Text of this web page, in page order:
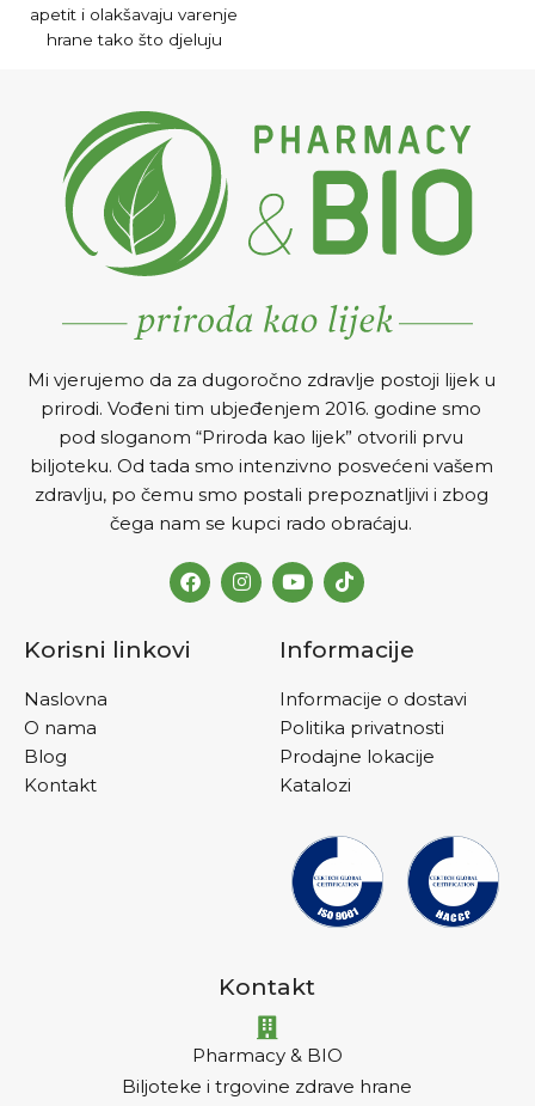
apetit i olakšavaju varenje
hrane tako što djeluju
mjehura).
Mi vjerujemo da za dugoročno zdravlje postoji lijek u
prirodi. Vođeni tim ubjeđenjem 2016. godine smo
pod sloganom “Priroda kao lijek” otvorili prvu
biljoteku. Od tada smo intenzivno posvećeni vašem
zdravlju, po čemu smo postali prepoznatljivi i zbog
čega nam se kupci rado obraćaju.
Korisni linkovi
Naslovna
O nama
Blog
Kontakt
Informacije
Informacije o dostavi
Politika privatnosti
Prodajne lokacije
Katalozi
Kontakt
Pharmacy & BIO
Biljoteke i trgovine zdrave hrane